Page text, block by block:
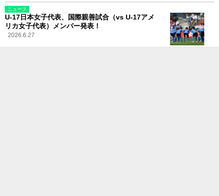
ニュース
U-17日本女子代表、国際親善試合（vs U-17アメ
リカ女子代表）メンバー発表！
2026.6.27